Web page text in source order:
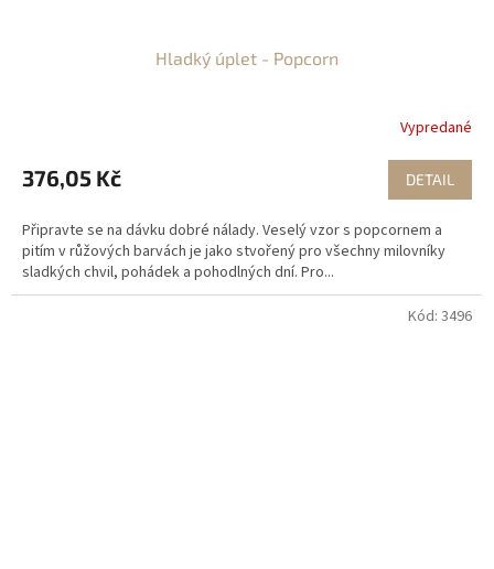
Hladký úplet - Popcorn
Vypredané
376,05 Kč DETAIL
Připravte se na dávku dobré nálady. Veselý vzor s popcornem a
pitím v růžových barvách je jako stvořený pro všechny milovníky
sladkých chvil, pohádek a pohodlných dní. Pro...
Kód: 3496